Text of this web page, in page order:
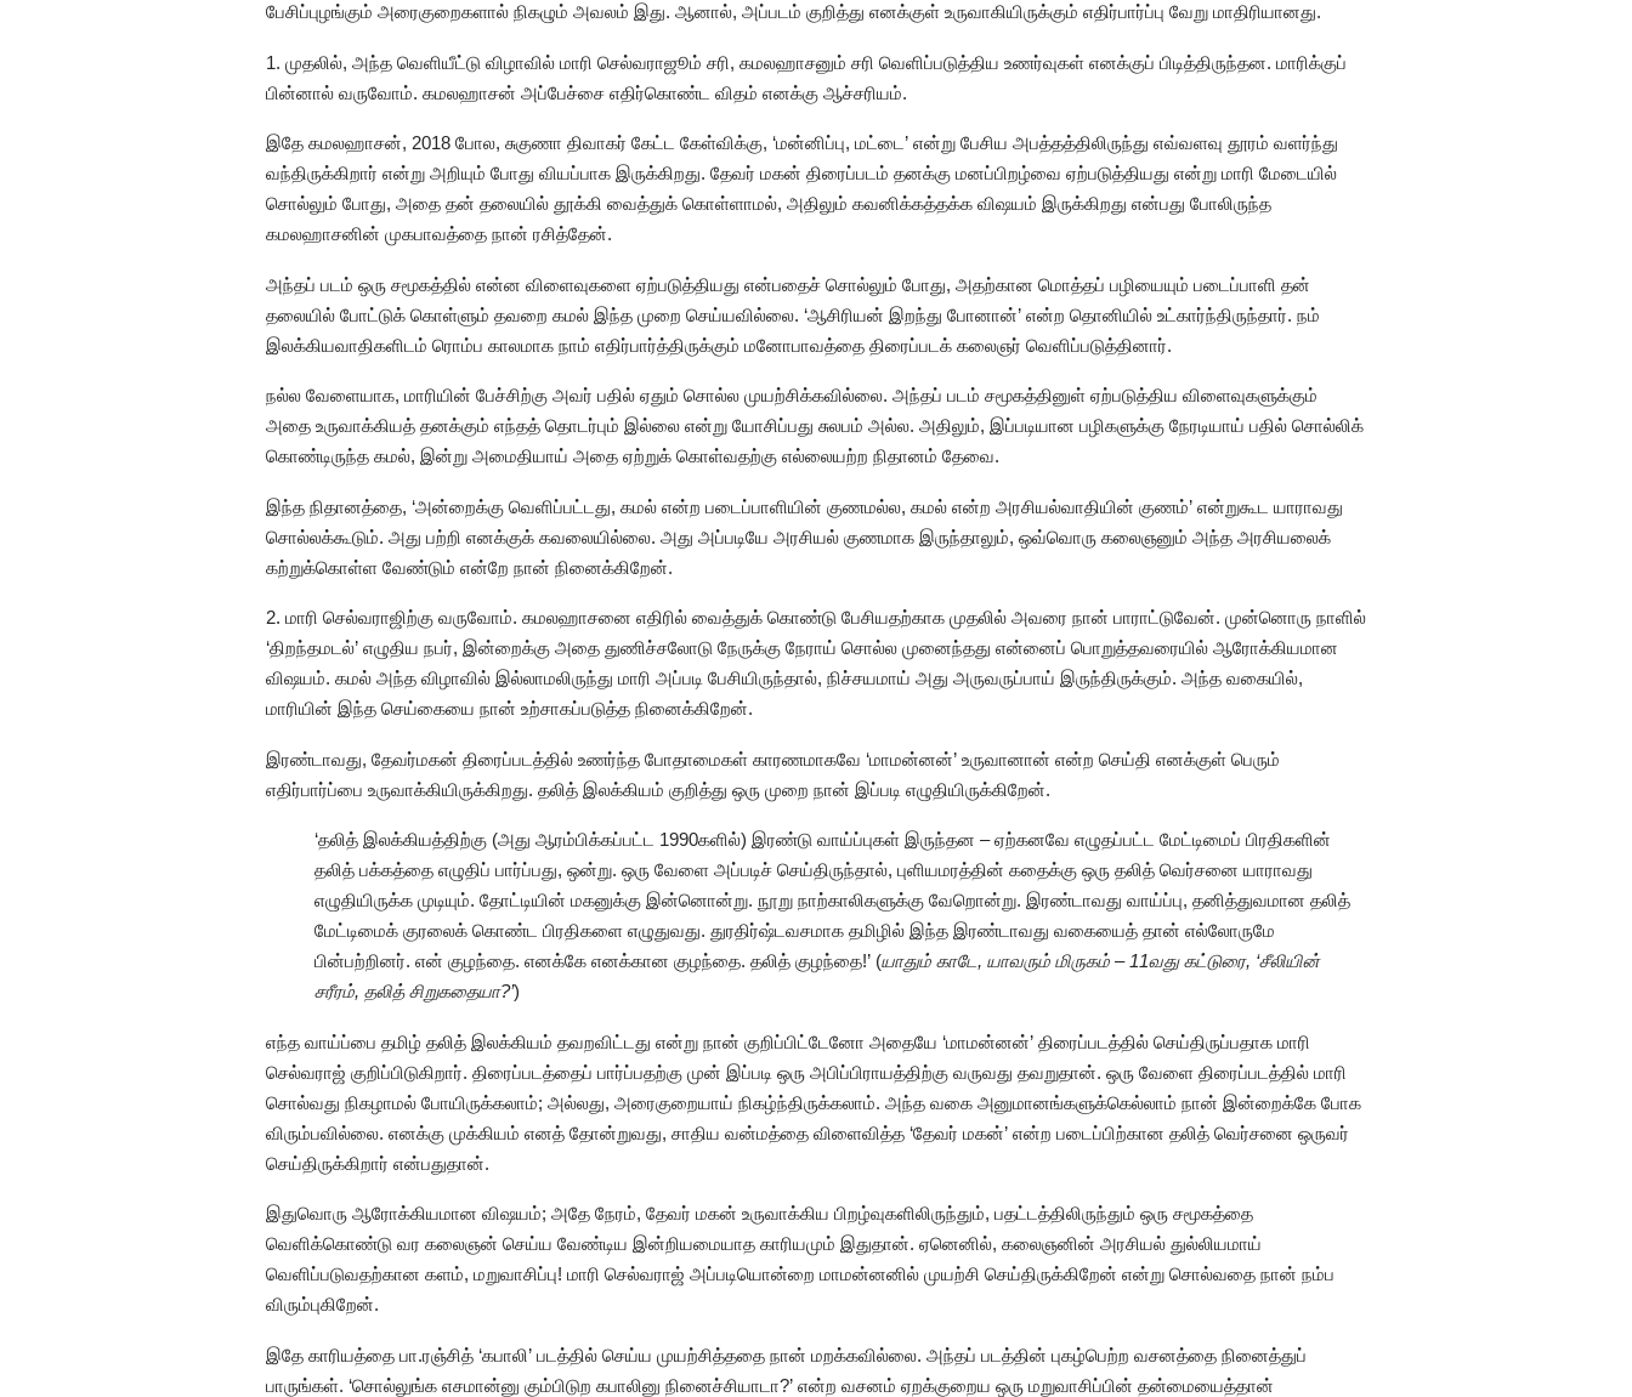
பேசிப்புழங்கும் அரைகுறைகளால் நிகழும் அவலம் இது. ஆனால், அப்படம் குறித்து எனக்குள் உருவாகியிருக்கும் எதிர்பார்ப்பு வேறு மாதிரியானது.
1. முதலில், அந்த வெளியீட்டு விழாவில் மாரி செல்வராஜூம் சரி, கமலஹாசனும் சரி வெளிப்படுத்திய உணர்வுகள் எனக்குப் பிடித்திருந்தன. மாரிக்குப்
பின்னால் வருவோம். கமலஹாசன் அப்பேச்சை எதிர்கொண்ட விதம் எனக்கு ஆச்சரியம்.
இதே கமலஹாசன், 2018 போல, சுகுணா திவாகர் கேட்ட கேள்விக்கு, ‘மன்னிப்பு, மட்டை’ என்று பேசிய அபத்தத்திலிருந்து எவ்வளவு தூரம் வளர்ந்து
வந்திருக்கிறார் என்று அறியும் போது வியப்பாக இருக்கிறது. தேவர் மகன் திரைப்படம் தனக்கு மனப்பிறழ்வை ஏற்படுத்தியது என்று மாரி மேடையில்
சொல்லும் போது, அதை தன் தலையில் தூக்கி வைத்துக் கொள்ளாமல், அதிலும் கவனிக்கத்தக்க விஷயம் இருக்கிறது என்பது போலிருந்த
கமலஹாசனின் முகபாவத்தை நான் ரசித்தேன்.
அந்தப் படம் ஒரு சமூகத்தில் என்ன விளைவுகளை ஏற்படுத்தியது என்பதைச் சொல்லும் போது, அதற்கான மொத்தப் பழியையும் படைப்பாளி தன்
தலையில் போட்டுக் கொள்ளும் தவறை கமல் இந்த முறை செய்யவில்லை. ‘ஆசிரியன் இறந்து போனான்’ என்ற தொனியில் உட்கார்ந்திருந்தார். நம்
இலக்கியவாதிகளிடம் ரொம்ப காலமாக நாம் எதிர்பார்த்திருக்கும் மனோபாவத்தை திரைப்படக் கலைஞர் வெளிப்படுத்தினார்.
நல்ல வேளையாக, மாரியின் பேச்சிற்கு அவர் பதில் ஏதும் சொல்ல முயற்சிக்கவில்லை. அந்தப் படம் சமூகத்தினுள் ஏற்படுத்திய விளைவுகளுக்கும்
அதை உருவாக்கியத் தனக்கும் எந்தத் தொடர்பும் இல்லை என்று யோசிப்பது சுலபம் அல்ல. அதிலும், இப்படியான பழிகளுக்கு நேரடியாய் பதில் சொல்லிக்
கொண்டிருந்த கமல், இன்று அமைதியாய் அதை ஏற்றுக் கொள்வதற்கு எல்லையற்ற நிதானம் தேவை.
இந்த நிதானத்தை, ‘அன்றைக்கு வெளிப்பட்டது, கமல் என்ற படைப்பாளியின் குணமல்ல, கமல் என்ற அரசியல்வாதியின் குணம்’ என்றுகூட யாராவது
சொல்லக்கூடும். அது பற்றி எனக்குக் கவலையில்லை. அது அப்படியே அரசியல் குணமாக இருந்தாலும், ஒவ்வொரு கலைஞனும் அந்த அரசியலைக்
கற்றுக்கொள்ள வேண்டும் என்றே நான் நினைக்கிறேன்.
2. மாரி செல்வராஜிற்கு வருவோம். கமலஹாசனை எதிரில் வைத்துக் கொண்டு பேசியதற்காக முதலில் அவரை நான் பாராட்டுவேன். முன்னொரு நாளில்
‘திறந்தமடல்’ எழுதிய நபர், இன்றைக்கு அதை துணிச்சலோடு நேருக்கு நேராய் சொல்ல முனைந்தது என்னைப் பொறுத்தவரையில் ஆரோக்கியமான
விஷயம். கமல் அந்த விழாவில் இல்லாமலிருந்து மாரி அப்படி பேசியிருந்தால், நிச்சயமாய் அது அருவருப்பாய் இருந்திருக்கும். அந்த வகையில்,
மாரியின் இந்த செய்கையை நான் உற்சாகப்படுத்த நினைக்கிறேன்.
இரண்டாவது, தேவர்மகன் திரைப்படத்தில் உணர்ந்த போதாமைகள் காரணமாகவே ‘மாமன்னன்’ உருவானான் என்ற செய்தி எனக்குள் பெரும்
எதிர்பார்ப்பை உருவாக்கியிருக்கிறது. தலித் இலக்கியம் குறித்து ஒரு முறை நான் இப்படி எழுதியிருக்கிறேன்.
‘தலித் இலக்கியத்திற்கு (அது ஆரம்பிக்கப்பட்ட 1990களில்) இரண்டு வாய்ப்புகள் இருந்தன – ஏற்கனவே எழுதப்பட்ட மேட்டிமைப் பிரதிகளின்
தலித் பக்கத்தை எழுதிப் பார்ப்பது, ஒன்று. ஒரு வேளை அப்படிச் செய்திருந்தால், புளியமரத்தின் கதைக்கு ஒரு தலித் வெர்சனை யாராவது
எழுதியிருக்க முடியும். தோட்டியின் மகனுக்கு இன்னொன்று. நூறு நாற்காலிகளுக்கு வேறொன்று. இரண்டாவது வாய்ப்பு, தனித்துவமான தலித்
மேட்டிமைக் குரலைக் கொண்ட பிரதிகளை எழுதுவது. துரதிர்ஷ்டவசமாக தமிழில் இந்த இரண்டாவது வகையைத் தான் எல்லோருமே
பின்பற்றினர். என் குழந்தை. எனக்கே எனக்கான குழந்தை. தலித் குழந்தை!’ (யாதும் காடே, யாவரும் மிருகம் – 11வது கட்டுரை, ‘சீலியின்
சரீரம், தலித் சிறுகதையா?’)
எந்த வாய்ப்பை தமிழ் தலித் இலக்கியம் தவறவிட்டது என்று நான் குறிப்பிட்டேனோ அதையே ‘மாமன்னன்’ திரைப்படத்தில் செய்திருப்பதாக மாரி
செல்வராஜ் குறிப்பிடுகிறார். திரைப்படத்தைப் பார்ப்பதற்கு முன் இப்படி ஒரு அபிப்பிராயத்திற்கு வருவது தவறுதான். ஒரு வேளை திரைப்படத்தில் மாரி
சொல்வது நிகழாமல் போயிருக்கலாம்; அல்லது, அரைகுறையாய் நிகழ்ந்திருக்கலாம். அந்த வகை அனுமானங்களுக்கெல்லாம் நான் இன்றைக்கே போக
விரும்பவில்லை. எனக்கு முக்கியம் எனத் தோன்றுவது, சாதிய வன்மத்தை விளைவித்த ‘தேவர் மகன்’ என்ற படைப்பிற்கான தலித் வெர்சனை ஒருவர்
செய்திருக்கிறார் என்பதுதான்.
இதுவொரு ஆரோக்கியமான விஷயம்; அதே நேரம், தேவர் மகன் உருவாக்கிய பிறழ்வுகளிலிருந்தும், பதட்டத்திலிருந்தும் ஒரு சமூகத்தை
வெளிக்கொண்டு வர கலைஞன் செய்ய வேண்டிய இன்றியமையாத காரியமும் இதுதான். ஏனெனில், கலைஞனின் அரசியல் துல்லியமாய்
வெளிப்படுவதற்கான களம், மறுவாசிப்பு! மாரி செல்வராஜ் அப்படியொன்றை மாமன்னனில் முயற்சி செய்திருக்கிறேன் என்று சொல்வதை நான் நம்ப
விரும்புகிறேன்.
இதே காரியத்தை பா.ரஞ்சித் ‘கபாலி’ படத்தில் செய்ய முயற்சித்ததை நான் மறக்கவில்லை. அந்தப் படத்தின் புகழ்பெற்ற வசனத்தை நினைத்துப்
பாருங்கள். ‘சொல்லுங்க எசமான்னு கும்பிடுற கபாலினு நினைச்சியாடா?’ என்ற வசனம் ஏறக்குறைய ஒரு மறுவாசிப்பின் தன்மையைத்தான்